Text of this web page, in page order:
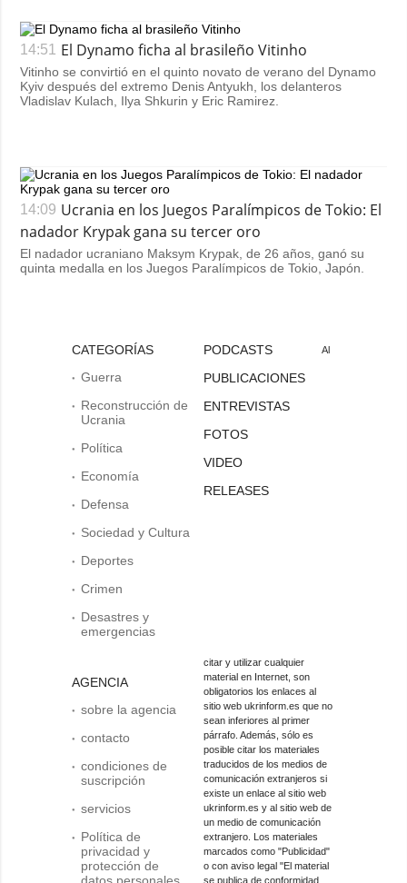
14:51 El Dynamo ficha al brasileño Vitinho
Vitinho se convirtió en el quinto novato de verano del Dynamo
Kyiv después del extremo Denis Antyukh, los delanteros
Vladislav Kulach, Ilya Shkurin y Eric Ramirez.
14:09 Ucrania en los Juegos Paralímpicos de Tokio: El
nadador Krypak gana su tercer oro
El nadador ucraniano Maksym Krypak, de 26 años, ganó su
quinta medalla en los Juegos Paralímpicos de Tokio, Japón.
CATEGORÍAS
Guerra
Reconstrucción de
Ucrania
Política
Economía
Defensa
Sociedad y Cultura
Deportes
Crimen
Desastres y
emergencias
AGENCIA
sobre la agencia
contacto
condiciones de
suscripción
servicios
Política de
privacidad y
protección de
PODCASTS
PUBLICACIONES
ENTREVISTAS
FOTOS
VIDEO
RELEASES
Al
citar y utilizar cualquier
material en Internet, son
obligatorios los enlaces al
sitio web ukrinform.es que no
sean inferiores al primer
párrafo. Además, sólo es
posible citar los materiales
traducidos de los medios de
comunicación extranjeros si
existe un enlace al sitio web
ukrinform.es y al sitio web de
un medio de comunicación
extranjero. Los materiales
marcados como "Publicidad"
o con aviso legal "El material
se publica de conformidad